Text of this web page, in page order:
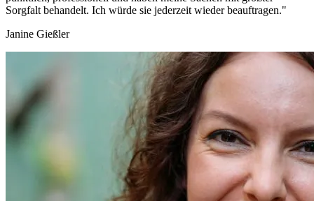
Sorgfalt behandelt. Ich würde sie jederzeit wieder beauftragen."
Janine Gießler